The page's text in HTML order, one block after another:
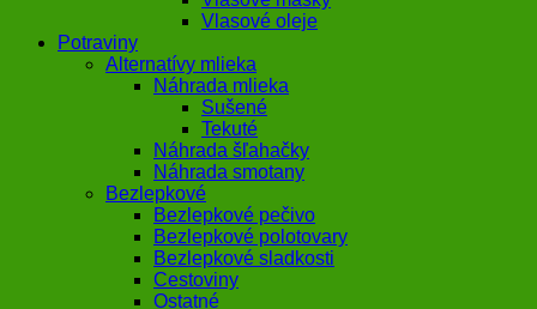
Vlasové oleje
Potraviny
Alternatívy mlieka
Náhrada mlieka
Sušené
Tekuté
Náhrada šľahačky
Náhrada smotany
Bezlepkové
Bezlepkové pečivo
Bezlepkové polotovary
Bezlepkové sladkosti
Cestoviny
Ostatné